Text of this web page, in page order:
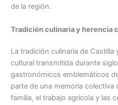
de la región.
Tradición culinaria y herencia
La tradición culinaria de Castilla
cultural transmitida durante
gastronómicos emblemáticos
parte de una memoria colectiva
familia, el trabajo agrícola y las